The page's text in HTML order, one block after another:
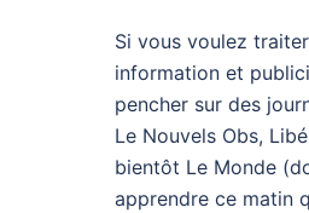
Si vous voulez
information et
pencher sur des
Le Nouvels Obs,
bientôt Le Monde
apprendre ce matin